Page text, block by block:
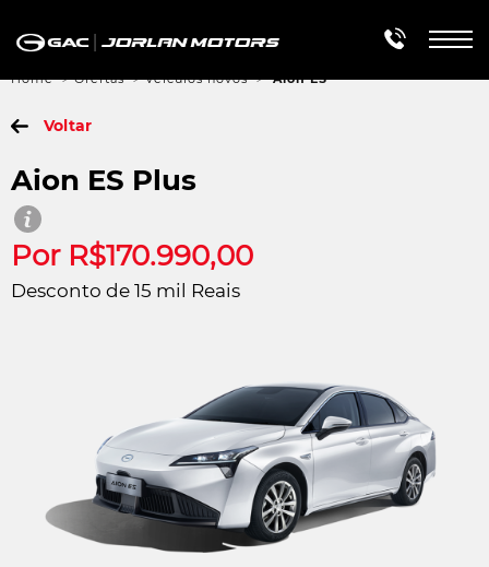
TODOS OS MODELOS
Aion V
GS4 Hybrid
Home Ofertas Veículos novos Aion ES
Voltar
Aion ES Plus
Por R$170.990,00
Desconto de 15 mil Reais